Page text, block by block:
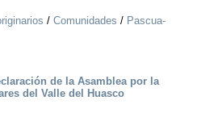
/ Comunidades / Pascua-
de la Asamblea por la
del Valle del Huasco